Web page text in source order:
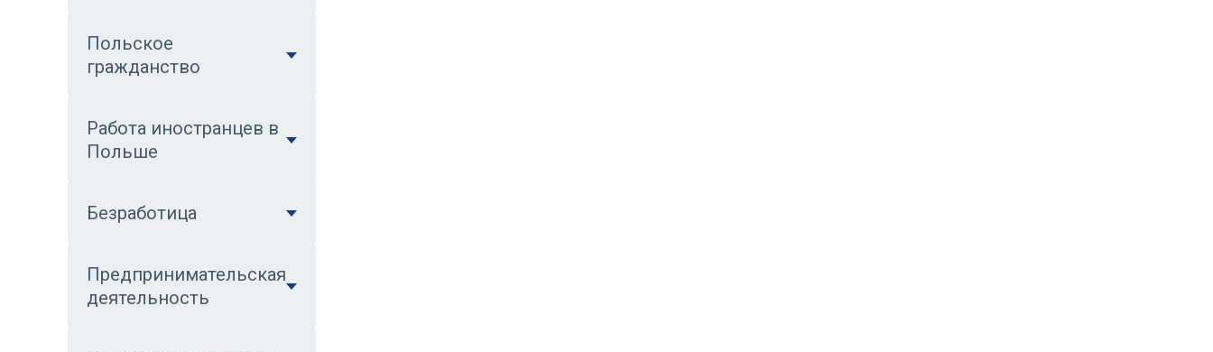
Польское
гражданство
Работа иностранцев в
Польше
Безработица
Предпринимательская
деятельность